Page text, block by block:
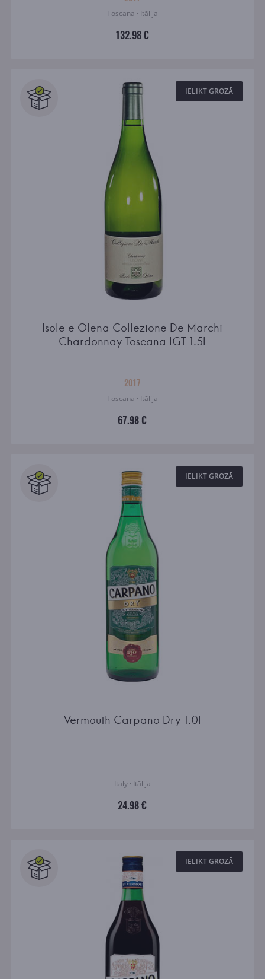
Toscana · Itālija
132.98 €
IELIKT GROZĀ
Isole e Olena Collezione De Marchi
Chardonnay Toscana IGT 1.5l
2017
Toscana · Itālija
67.98 €
IELIKT GROZĀ
Vermouth Carpano Dry 1.0l
Italy · Itālija
24.98 €
IELIKT GROZĀ